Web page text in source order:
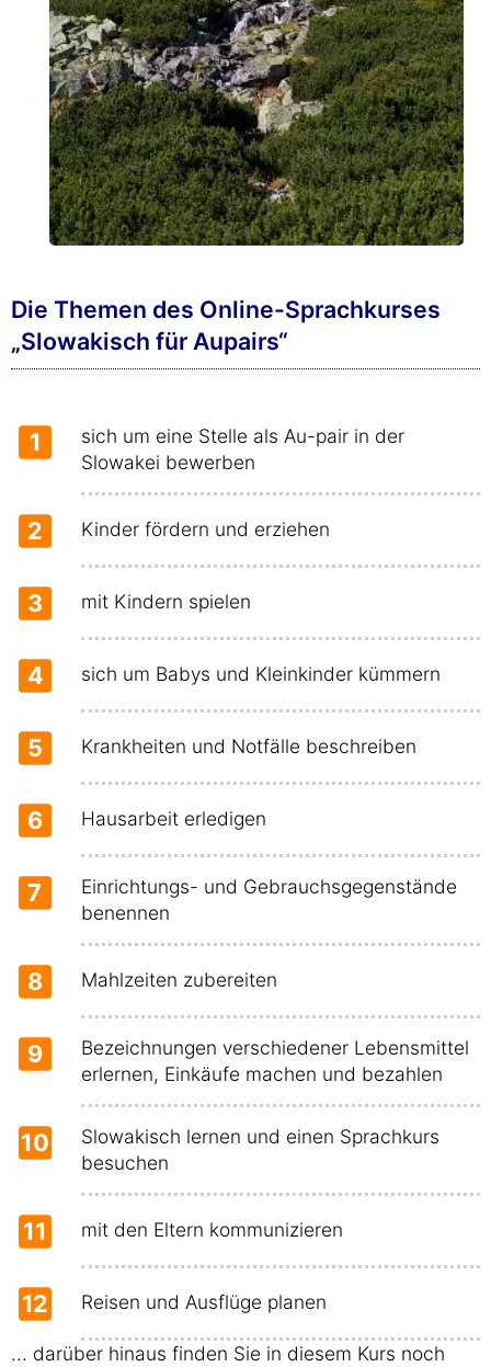
Die Themen des Online-Sprachkurses
„Slowakisch für Aupairs“
1
sich um eine Stelle als Au-pair in der
Slowakei bewerben
2 Kinder fördern und erziehen
3 mit Kindern spielen
4 sich um Babys und Kleinkinder kümmern
5 Krankheiten und Notfälle beschreiben
6 Hausarbeit erledigen
7
Einrichtungs- und Gebrauchsgegenstände
benennen
8 Mahlzeiten zubereiten
9
Bezeichnungen verschiedener Lebensmittel
erlernen, Einkäufe machen und bezahlen
10
Slowakisch lernen und einen Sprachkurs
besuchen
11 mit den Eltern kommunizieren
12 Reisen und Ausflüge planen
... darüber hinaus finden Sie in diesem Kurs noch